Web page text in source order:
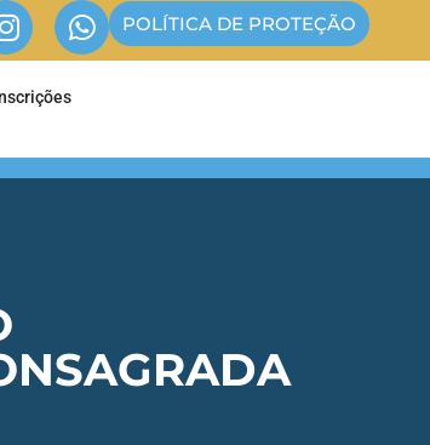
POLÍTICA DE PROTEÇÃO